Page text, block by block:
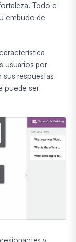
Todo el
embudo de
usuarios por
respuestas
puede ser
y